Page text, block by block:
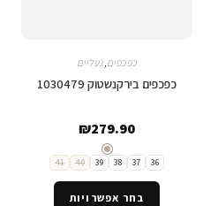
כפכפים ,נעליים
כפכפים בירקנשטוק 1030479
₪279.90
36
37
38
39
40
41
בחר אפשרויות